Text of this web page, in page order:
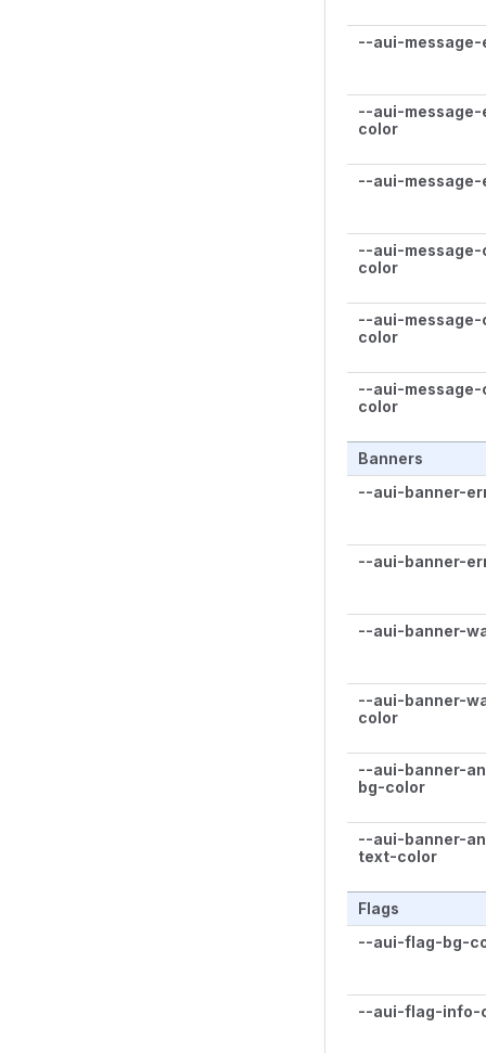
--aui-
--aui-
color
--aui-
--aui-
color
--aui-
color
--aui-
color
Banners
--aui-banner-
--aui-banner-
--aui-banner-
--aui-banner-
color
--aui-banner-
bg-color
--aui-banner-
text-color
Flags
--aui-flag-bg-
--aui-flag-info-